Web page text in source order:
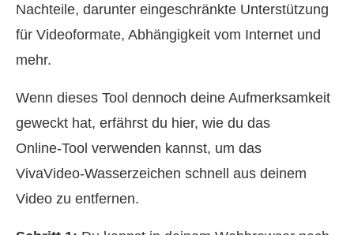
Nachteile, darunter eingeschränkte Unterstützung
für Videoformate, Abhängigkeit vom Internet und
mehr.
Wenn dieses Tool dennoch deine Aufmerksamkeit
geweckt hat, erfährst du hier, wie du das
Online‑Tool verwenden kannst, um das
VivaVideo‑Wasserzeichen schnell aus deinem
Video zu entfernen.